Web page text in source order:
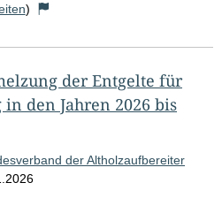
)
der Entgelte für
den Jahren 2026 bis
der Altholzaufbereiter